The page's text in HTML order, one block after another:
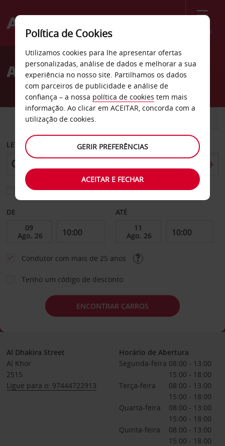
Menu
Welcome
AvisAluguer de carros Al Khor
CARRO
LEVANTAR EM
Escolher uma estação de devolução diferente
DE ATÉ
Condutor com mais de 25 anos
Tenho um código de desconto
ENCONTRAR CARROS
Al Dhakira Street
Al Khor
2515
Ligue para o: 97444722913
Horário de Abertura
Segunda-feira 08:00 - 13:00
15:00 - 18:00
Terça-feira
08:00 - 13:00
15:00 - 18:00
Quarta-feira
08:00 - 13:00
15:00 - 18:00
Quinta-feira
08:00 - 13:00
15:00 - 18:00
Política de Cookies
Utilizamos cookies para lhe apresentar ofertas
personalizadas, análise de dados e melhorar a sua
experiência no nosso site. Partilhamos os dados
com parceiros de publicidade e análise de
confiança – a nossa política de cookies tem mais
informação. Ao clicar em ACEITAR, concorda com a
utilização de cookies.
GERIR PREFERÊNCIAS
ACEITAR E FECHAR